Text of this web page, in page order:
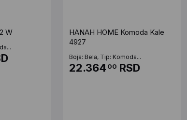
W
HANAH HOME Komoda Kale
4927
Boja: Bela, Tip: Komoda...
22.364 00 RSD